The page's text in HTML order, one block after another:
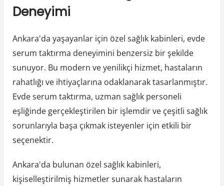
Deneyimi
Ankara'da yaşayanlar için özel sağlık kabinleri, evde
serum taktırma deneyimini benzersiz bir şekilde
sunuyor. Bu modern ve yenilikçi hizmet, hastaların
rahatlığı ve ihtiyaçlarına odaklanarak tasarlanmıştır.
Evde serum taktırma, uzman sağlık personeli
eşliğinde gerçekleştirilen bir işlemdir ve çeşitli sağlık
sorunlarıyla başa çıkmak isteyenler için etkili bir
seçenektir.
Ankara'da bulunan özel sağlık kabinleri,
kişiselleştirilmiş hizmetler sunarak hastaların